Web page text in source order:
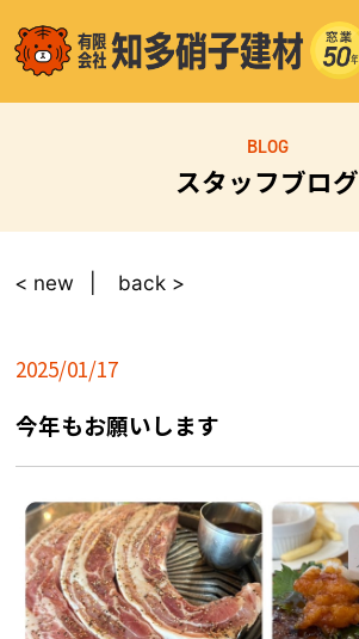
スタッフブログ
BLOG
< new back >
2025/01/17
今年もお願いします